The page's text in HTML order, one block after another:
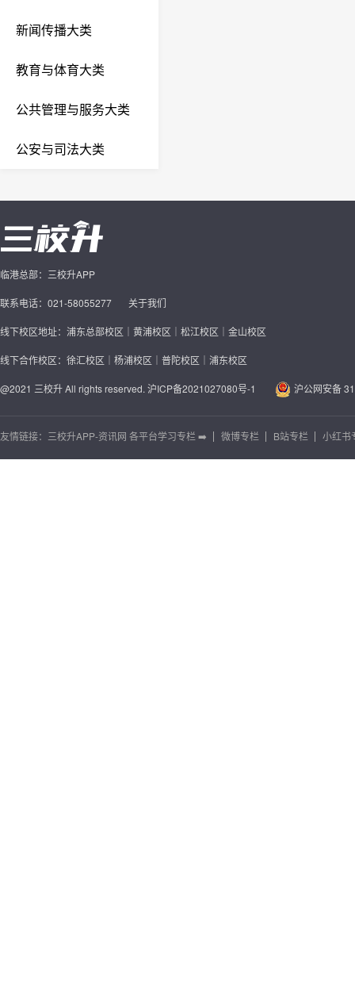
新闻传播大类
教育与体育大类
公共管理与服务大类
公安与司法大类
临港总部：三校升APP
联系电话：021-58055277 关于我们
线下校区地址：浦东总部校区｜黄浦校区｜松江校区｜金山校区
线下合作校区：徐汇校区｜杨浦校区｜普陀校区｜浦东校区
@2021 三校升 All rights reserved. 沪ICP备2021027080号-1 沪公网安备
友情链接： 三校升APP-资讯网 各平台学习专栏 ➡️ 微博专栏 B站专栏 小红书